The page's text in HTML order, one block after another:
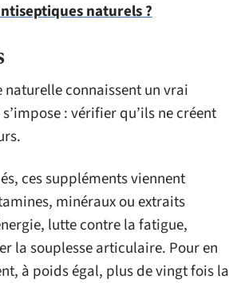
naturels ?
naturelle connaissent un vrai
: vérifier qu’ils ne créent
ces suppléments viennent
minéraux ou extraits
lutte contre la fatigue,
la souplesse articulaire. Pour en
à poids égal, plus de vingt fois la